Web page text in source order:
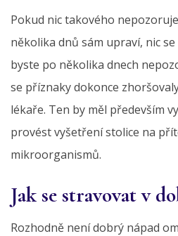
Pokud nic takového
několika dnů sám upraví, nic
byste po několika dnech
se příznaky dokonce
lékaře. Ten by měl především
provést vyšetření stolice na
mikroorganismů.
Jak se stravovat v
Rozhodně není dobrý nápad